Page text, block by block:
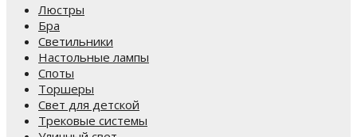
Люстры
Бра
Светильники
Настольные лампы
Споты
Торшеры
Свет для детской
Трековые системы